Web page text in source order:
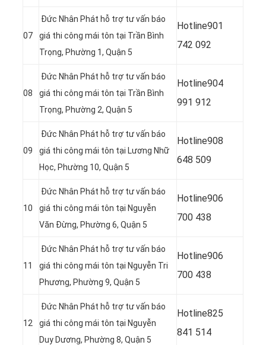
07
Đức Nhân Phát hỗ trợ tư vấn báo
giá thi công mái tôn tại Trần Bình
Trọng, Phường 1, Quận 5
Hotline901
742 092
08
Đức Nhân Phát hỗ trợ tư vấn báo
giá thi công mái tôn tại Trần Bình
Trọng, Phường 2, Quận 5
Hotline904
991 912
09
Đức Nhân Phát hỗ trợ tư vấn báo
giá thi công mái tôn tại Lương Nhữ
Học, Phường 10, Quận 5
Hotline908
648 509
10
Đức Nhân Phát hỗ trợ tư vấn báo
giá thi công mái tôn tại Nguyễn
Văn Đừng, Phường 6, Quận 5
Hotline906
700 438
11
Đức Nhân Phát hỗ trợ tư vấn báo
giá thi công mái tôn tại Nguyễn Tri
Phương, Phường 9, Quận 5
Hotline906
700 438
12
Đức Nhân Phát hỗ trợ tư vấn báo
giá thi công mái tôn tại Nguyễn
Duy Dương, Phường 8, Quận 5
Hotline825
841 514